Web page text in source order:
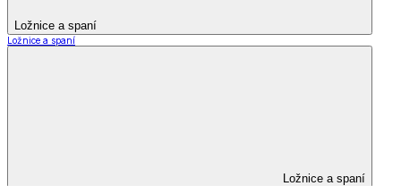
Ložnice a spaní
Ložnice a spaní
Ložnice a spaní